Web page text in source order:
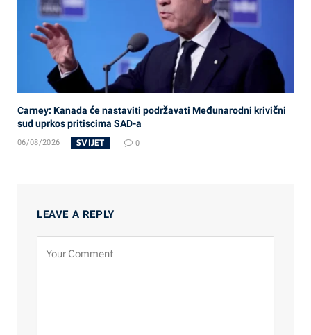
Carney: Kanada će nastaviti podržavati Međunarodni krivični
sud uprkos pritiscima SAD-a
06/08/2026 SVIJET 0
LEAVE A REPLY